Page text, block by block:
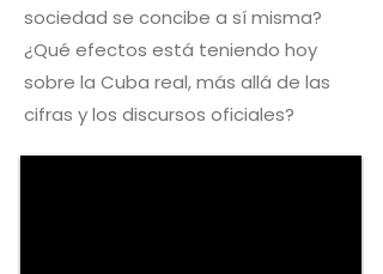
sociedad se concibe a sí misma?
¿Qué efectos está teniendo hoy
sobre la Cuba real, más allá de las
cifras y los discursos oficiales?